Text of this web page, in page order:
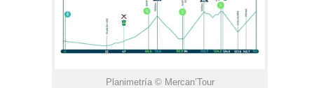
Planimetría © Mercan’Tour